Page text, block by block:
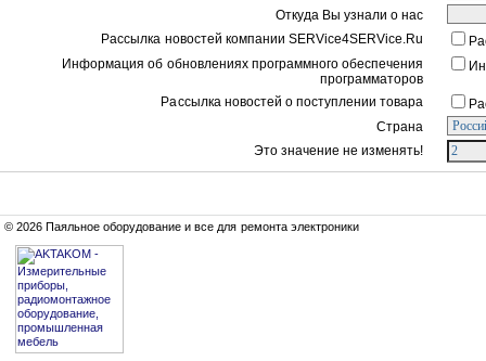
Откуда Вы узнали о нас
Рассылка новостей компании SERVice4SERVice.Ru
Информация об обновлениях программного обеспечения
программаторов
Рассылка новостей о поступлении товара
Страна
Это значение не изменять!
© 2026 Паяльное оборудование и все для ремонта электроники